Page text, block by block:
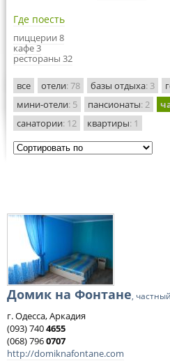
Где поесть
пиццерии 8
кафе 3
рестораны 32
все отели: 78 базы отдыха: 3
мини-отели: 5 пансионаты: 2
санатории: 12 квартиры: 1
Домик на Фонтане,
г. Одесса, Аркадия
(093) 7404655
(068) 7960707
http://domiknafontane.com